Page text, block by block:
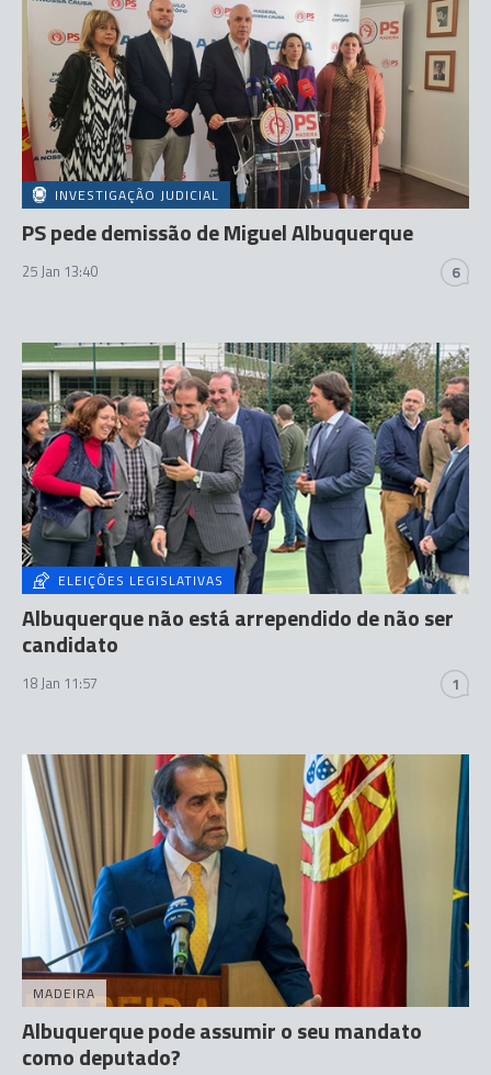
INVESTIGAÇÃO JUDICIAL
PS pede demissão de Miguel Albuquerque
25 Jan 13:40 6
ELEIÇÕES LEGISLATIVAS
Albuquerque não está arrependido de não ser
candidato
18 Jan 11:57 1
MADEIRA
Albuquerque pode assumir o seu mandato
como deputado?